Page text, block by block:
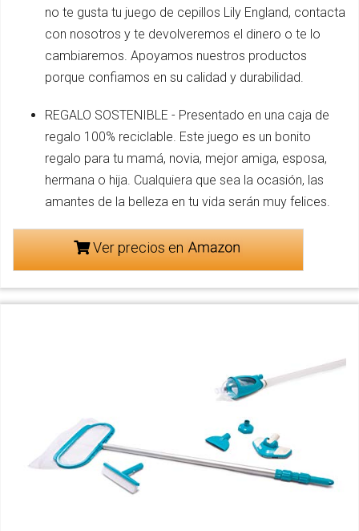
no te gusta tu juego de cepillos Lily England, contacta
con nosotros y te devolveremos el dinero o te lo
cambiaremos. Apoyamos nuestros productos
porque confiamos en su calidad y durabilidad.
REGALO SOSTENIBLE - Presentado en una caja de
regalo 100% reciclable. Este juego es un bonito
regalo para tu mamá, novia, mejor amiga, esposa,
hermana o hija. Cualquiera que sea la ocasión, las
amantes de la belleza en tu vida serán muy felices.
Ver precios en